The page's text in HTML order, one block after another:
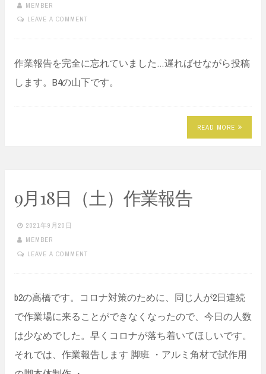
MEMBER
LEAVE A COMMENT
作業報告を完全に忘れていました…遅ればせながら投稿
します。B4の山下です。
READ MORE
9月18日（土）作業報告
2021年9月20日
MEMBER
LEAVE A COMMENT
b2の高橋です。コロナ対策のために、同じ人が2日連続
で作業場に来ることができなくなったので、今日の人数
は少なめでした。早くコロナが落ち着いてほしいです。
それでは、作業報告します 脚班 ・アルミ角材で試作用